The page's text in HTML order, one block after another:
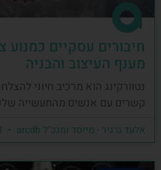
חיבורים עסקיים
מענף העיצוב והבניה
נטוורקינג הוא מרכיב חיוני
קשרים עם אנשים מהתעשייה
אלעד גרגיר - מייסד ומנכ"ל arcdb